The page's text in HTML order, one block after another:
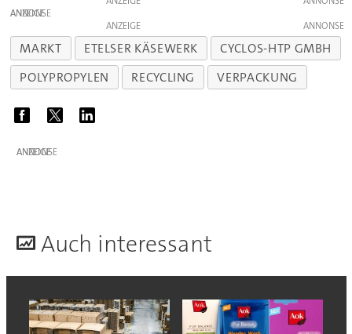
ANZEIGE
ANZEIGE
MARKT ETELSER KÄSEWERK
CYCLOS-HTP GMBH
POLYPROPYLEN
RECYCLING VERPACKUNG
ANZEIGE
Auch interessant